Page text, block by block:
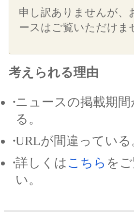
申し訳ありませんが、
ースはご覧いただけま
考えられる理由
ニュースの掲載期
る。
URLが間違っている
詳しくは こちら を
い。